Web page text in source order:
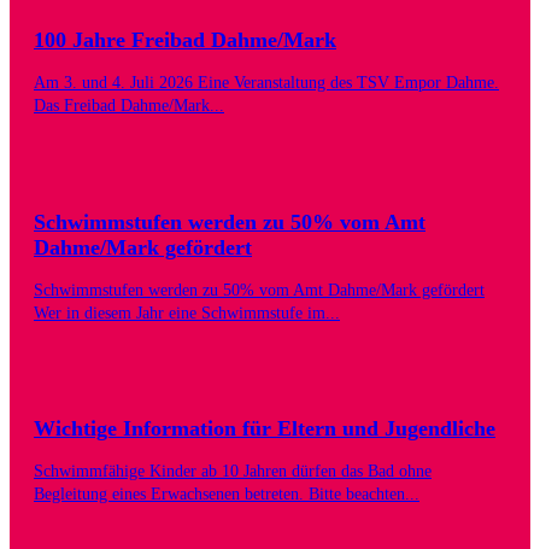
100 Jahre Freibad Dahme/Mark
Am 3. und 4. Juli 2026 Eine Veranstaltung des TSV Empor Dahme.
Das Freibad Dahme/Mark...
Schwimmstufen werden zu 50% vom Amt
Dahme/Mark gefördert
Schwimmstufen werden zu 50% vom Amt Dahme/Mark gefördert
Wer in diesem Jahr eine Schwimmstufe im...
Wichtige Information für Eltern und Jugendliche
Schwimmfähige Kinder ab 10 Jahren dürfen das Bad ohne
Begleitung eines Erwachsenen betreten. Bitte beachten...